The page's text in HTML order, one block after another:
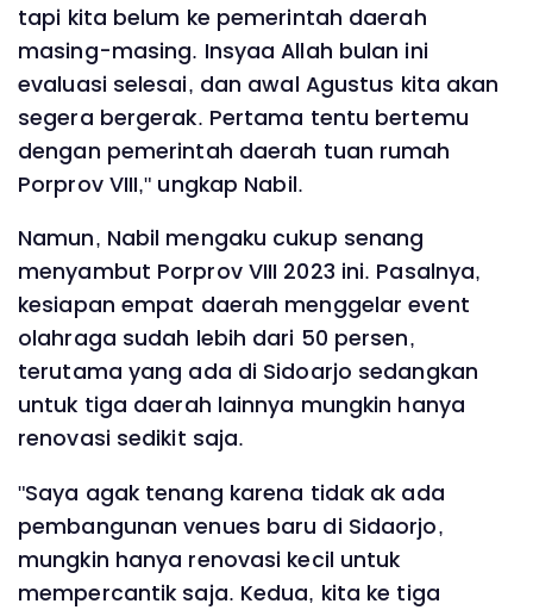
tapi kita belum ke pemerintah daerah
masing-masing. Insyaa Allah bulan ini
evaluasi selesai, dan awal Agustus kita akan
segera bergerak. Pertama tentu bertemu
dengan pemerintah daerah tuan rumah
Porprov VIII," ungkap Nabil.
Namun, Nabil mengaku cukup senang
menyambut Porprov VIII 2023 ini. Pasalnya,
kesiapan empat daerah menggelar event
olahraga sudah lebih dari 50 persen,
terutama yang ada di Sidoarjo sedangkan
untuk tiga daerah lainnya mungkin hanya
renovasi sedikit saja.
"Saya agak tenang karena tidak ak ada
pembangunan venues baru di Sidaorjo,
mungkin hanya renovasi kecil untuk
mempercantik saja. Kedua, kita ke tiga